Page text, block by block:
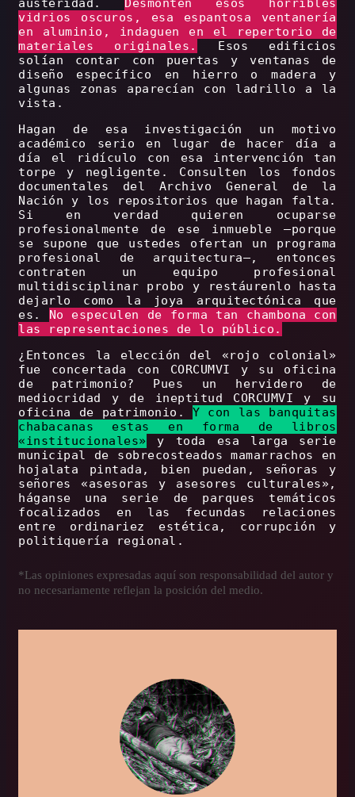
austeridad.
Desmonten esos horribles
vidrios oscuros, esa espantosa ventanería
en aluminio, indaguen en el repertorio de
materiales originales.
Esos edificios
solían contar con puertas y ventanas de
diseño específico en hierro o madera y
algunas zonas aparecían con ladrillo a la
vista.
Hagan de esa investigación un motivo
académico serio en lugar de hacer día a
día el ridículo con esa intervención tan
torpe y negligente. Consulten los fondos
documentales del Archivo General de la
Nación y los repositorios que hagan falta.
Si en verdad quieren ocuparse
profesionalmente de ese inmueble –porque
se supone que ustedes ofertan un programa
profesional de arquitectura–, entonces
contraten un equipo profesional
multidisciplinar probo y restáurenlo hasta
dejarlo como la joya arquitectónica que
es. No especulen de forma tan chambona con
las representaciones de lo público.
¿Entonces la elección del «rojo colonial»
fue concertada con CORCUMVI y su oficina
de patrimonio? Pues un hervidero de
mediocridad y de ineptitud CORCUMVI y su
oficina de patrimonio. Y con las banquitas
chabacanas estas en forma de libros
«institucionales» y toda esa larga serie
municipal de sobrecosteados mamarrachos en
hojalata pintada, bien puedan, señoras y
señores «asesoras y asesores culturales»,
háganse una serie de parques temáticos
focalizados en las fecundas relaciones
entre ordinariez estética, corrupción y
politiquería regional.
*Las opiniones expresadas aquí son responsabilidad del autor y
no necesariamente reflejan la posición del medio.